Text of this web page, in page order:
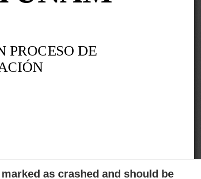
as crashed and should be